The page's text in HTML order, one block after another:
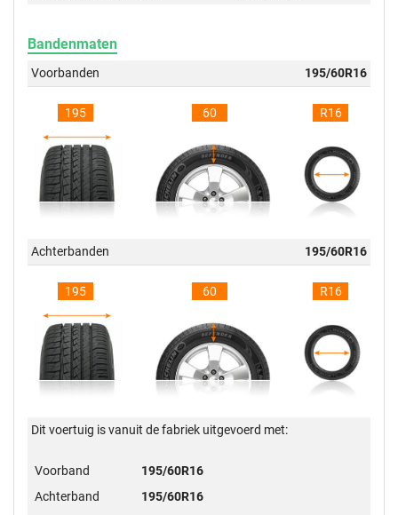
Bandenmaten
Voorbanden 195/60R16
195 60 R16
Achterbanden 195/60R16
195 60 R16
Dit voertuig is vanuit de fabriek uitgevoerd met:
Voorband
195/60R16
Achterband
195/60R16